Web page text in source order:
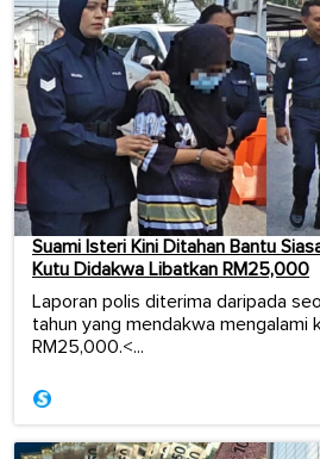
Suami Isteri Kini Ditahan Bantu
Kutu Didakwa Libatkan RM25,000
Laporan polis diterima daripada
tahun yang mendakwa mengalami
RM25,000.<...